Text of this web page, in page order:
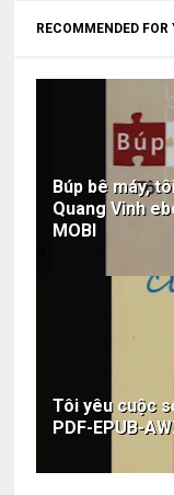
RECOMMENDED FOR
Búp bê máy,
Quang Vinh
MOBI
Tôi yêu cuộc
PDF-EPUB-